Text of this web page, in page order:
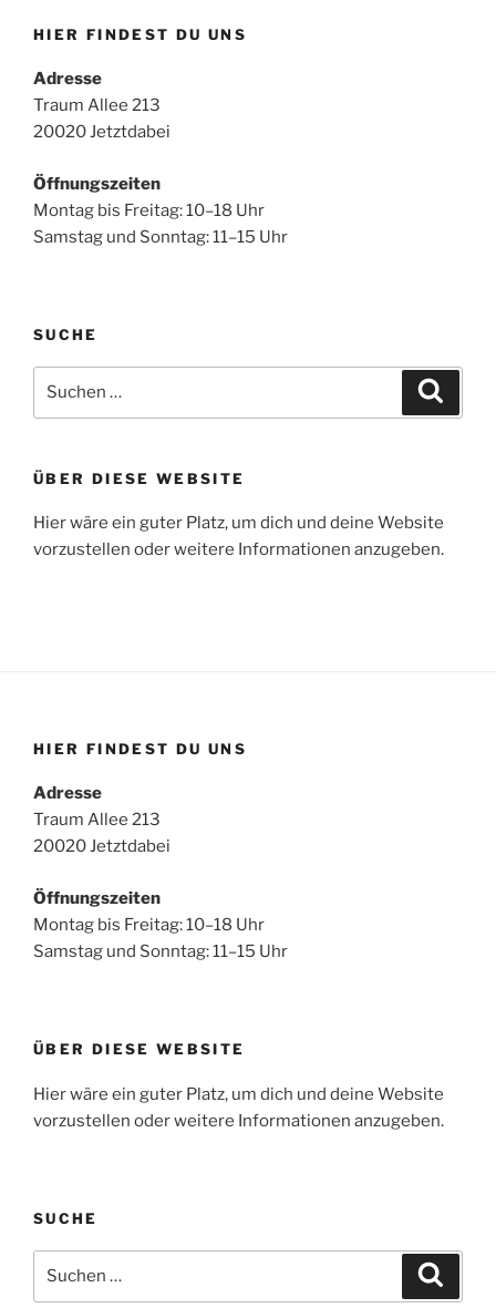
HIER FINDEST DU UNS
Adresse
Traum Allee 213
20020 Jetztdabei
Öffnungszeiten
Montag bis Freitag: 10–18 Uhr
Samstag und Sonntag: 11–15 Uhr
SUCHE
nach:
ÜBER DIESE WEBSITE
Hier wäre ein guter Platz, um dich und deine Website
vorzustellen oder weitere Informationen anzugeben.
HIER FINDEST DU UNS
Adresse
Traum Allee 213
20020 Jetztdabei
Öffnungszeiten
Montag bis Freitag: 10–18 Uhr
Samstag und Sonntag: 11–15 Uhr
ÜBER DIESE WEBSITE
Hier wäre ein guter Platz, um dich und deine Website
vorzustellen oder weitere Informationen anzugeben.
SUCHE
nach: